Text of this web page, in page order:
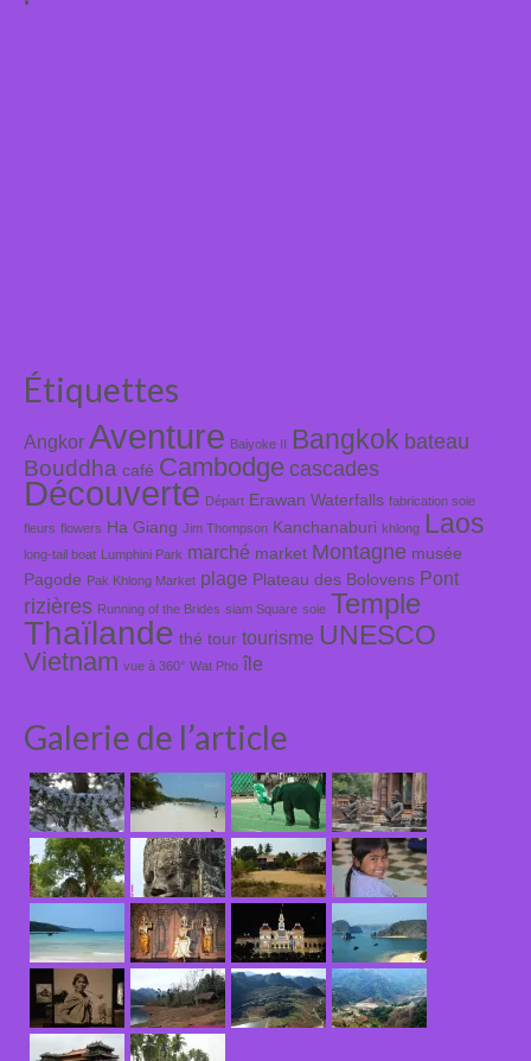
Étiquettes
Angkor Aventure Baiyoke II Bangkok bateau
Bouddha café Cambodge cascades
Découverte Départ Erawan Waterfalls fabrication soie
fleurs flowers Ha Giang Jim Thompson Kanchanaburi khlong Laos
long-tail boat Lumphini Park marché market Montagne musée
Pagode Pak Khlong Market plage Plateau des Bolovens Pont
rizières Running of the Brides siam Square soie Temple
Thaïlande thé tour tourisme UNESCO
Vietnam vue à 360° Wat Pho île
Galerie de l’article